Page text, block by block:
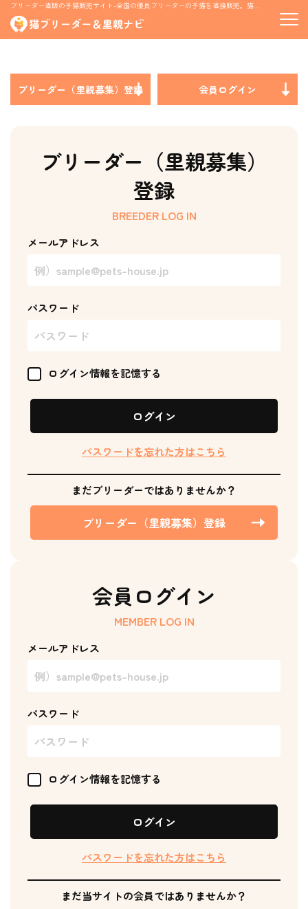
ブリーダー直販の子猫販売サイト-全国の優良ブリーダーの子猫を直接販売。猫の里親募集情報も掲載
ブリーダー（里親募集）登録 会員ログイン
ブリーダー（里親募集）
登録
BREEDER LOG IN
メールアドレス
パスワード
ログイン情報を記憶する
ログイン
パスワードを忘れた方はこちら
まだブリーダーではありませんか？
ブリーダー（里親募集）登録
会員ログイン
MEMBER LOG IN
メールアドレス
パスワード
ログイン情報を記憶する
ログイン
パスワードを忘れた方はこちら
まだ当サイトの会員ではありませんか？